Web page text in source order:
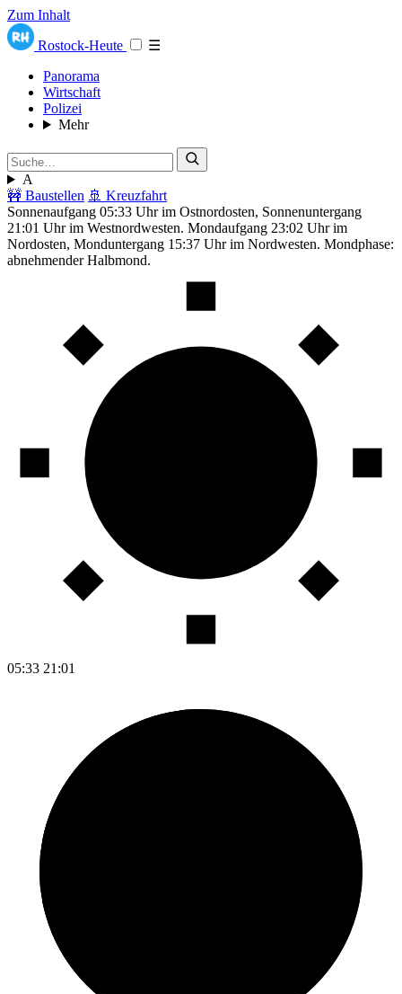
Zum Inhalt
Rostock-Heute
☰
Panorama
Wirtschaft
Polizei
Mehr
A
🚧 Baustellen 🚢 Kreuzfahrt
Sonnenaufgang 05:33 Uhr im Ostnordosten, Sonnenuntergang
21:01 Uhr im Westnordwesten. Mondaufgang 23:02 Uhr im
Nordosten, Monduntergang 15:37 Uhr im Nordwesten. Mondphase:
abnehmender Halbmond.
05:33 21:01